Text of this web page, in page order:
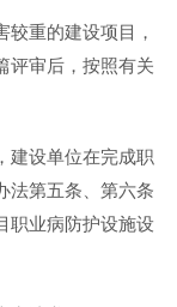
重的建设项目，
评审后，按照有关
建设单位在完成职
法第五条、第六条
职业病防护设施设